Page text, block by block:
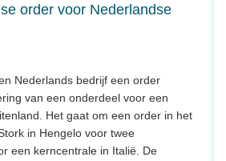
order voor Nederlandse
Nederlands bedrijf een order
van een onderdeel voor een
Het gaat om een order in het
in Hengelo voor twee
een kerncentrale in Italië. De